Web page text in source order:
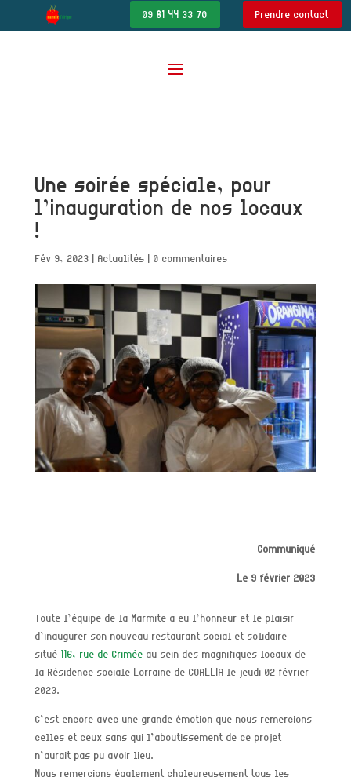
09 81 44 33 70 Prendre contact
Une soirée spéciale, pour
l’inauguration de nos locaux
!
Fév 9, 2023 | Actualités | 0 commentaires
Communiqué
Le 9 février 2023
Toute l’équipe de la Marmite a eu l’honneur et le plaisir
d’inaugurer son nouveau restaurant social et solidaire
situé 116, rue de Crimée au sein des magnifiques locaux de
la Résidence sociale Lorraine de COALLIA le jeudi 02 février
2023.
C’est encore avec une grande émotion que nous remercions
celles et ceux sans qui l’aboutissement de ce projet
n’aurait pas pu avoir lieu.
Nous remercions également chaleureusement tous les